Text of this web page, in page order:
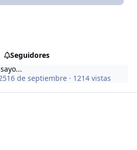
Seguidores
16 de septiembre · 1214 vistas